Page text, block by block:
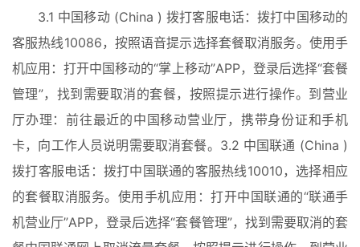
首
页
手
|
剁
3.1 中国移动 (China ) 拨打客服电话：拨打中国移动的
客服热线10086，按照语音提示选择套餐取消服务。使用手
机应用：打开中国移动的“掌上移动”APP，登录后选择“套餐
管理”，找到需要取消的套餐，按照提示进行操作。到营业
厅办理：前往最近的中国移动营业厅，携带身份证和手机
卡，向工作人员说明需要取消套餐。3.2 中国联通 (China )
拨打客服电话：拨打中国联通的客服热线10010，选择相应
的套餐取消服务。使用手机应用：打开中国联通的“联通手
机营业厅”APP，登录后选择“套餐管理”，找到需要取消的套